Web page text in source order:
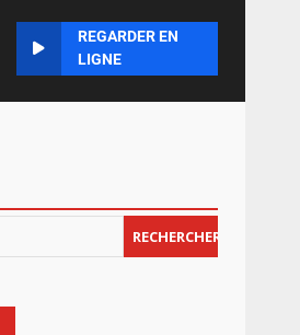
REGARDER EN
LIGNE
RECHERCHER